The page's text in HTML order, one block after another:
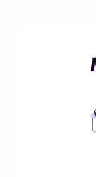
Tiber-joki -
Via Cola di
Villa Medici
Pincion
Via del